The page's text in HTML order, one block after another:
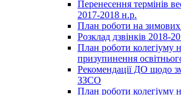
Перенесення термінів
2017-2018 н.р.
План роботи на зимових
Розклад дзвінків 2018-
План роботи колегіуму
призупинення
Рекомендації ДО щодо
ЗЗСО
План роботи колегіуму